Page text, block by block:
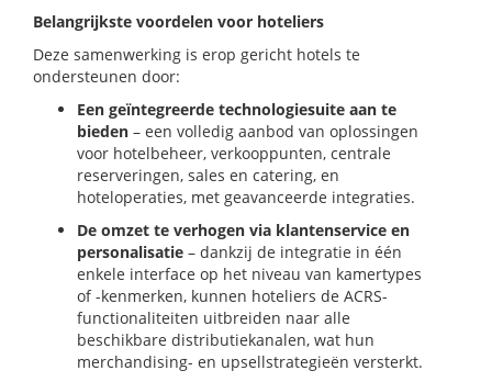
Belangrijkste voordelen voor hoteliers
Deze samenwerking is erop gericht hotels te
ondersteunen door:
Een geïntegreerde technologiesuite aan te
bieden – een volledig aanbod van oplossingen
voor hotelbeheer, verkooppunten, centrale
reserveringen, sales en catering, en
hoteloperaties, met geavanceerde integraties.
De omzet te verhogen via klantenservice en
personalisatie – dankzij de integratie in één
enkele interface op het niveau van kamertypes
of -kenmerken, kunnen hoteliers de ACRS-
functionaliteiten uitbreiden naar alle
beschikbare distributiekanalen, wat hun
merchandising- en upsellstrategieën versterkt.